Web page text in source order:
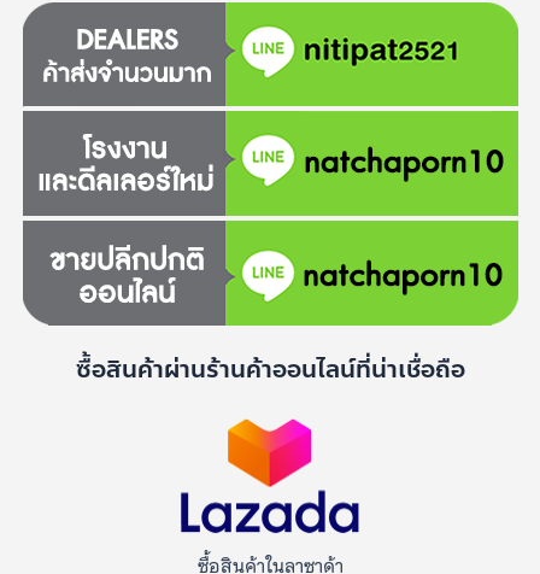
ซื้อสินค้าผ่านร้านค้าออนไลน์ที่น่าเชื่อถือ
ซื้อสินค้าในลาซาด้า